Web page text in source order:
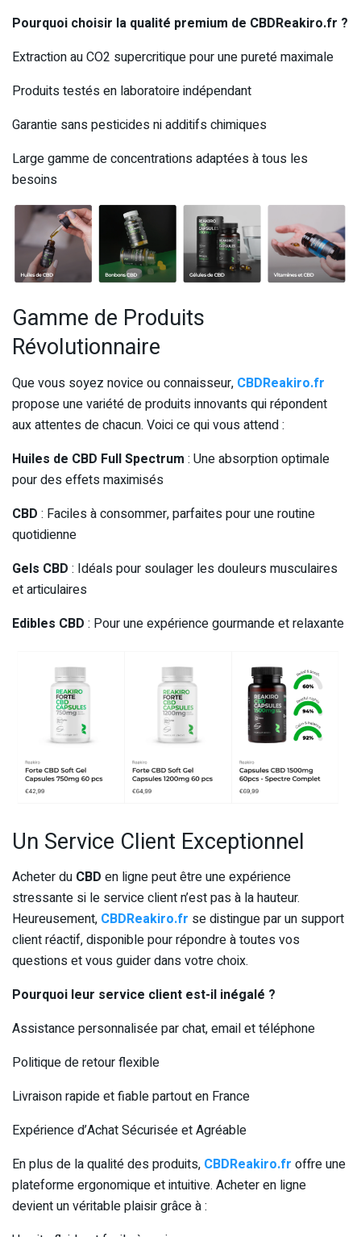
Pourquoi choisir la qualité premium de CBDReakiro.fr ?
Extraction au CO2 supercritique pour une pureté maximale
Produits testés en laboratoire indépendant
Garantie sans pesticides ni additifs chimiques
Large gamme de concentrations adaptées à tous les
besoins
Gamme de Produits
Révolutionnaire
Que vous soyez novice ou connaisseur, CBDReakiro.fr
propose une variété de produits innovants qui répondent
aux attentes de chacun. Voici ce qui vous attend :
Huiles de CBD Full Spectrum : Une absorption optimale
pour des effets maximisés
CBD : Faciles à consommer, parfaites pour une routine
quotidienne
Gels CBD : Idéals pour soulager les douleurs musculaires
et articulaires
Edibles CBD : Pour une expérience gourmande et relaxante
Un Service Client Exceptionnel
Acheter du CBD en ligne peut être une expérience
stressante si le service client n’est pas à la hauteur.
Heureusement, CBDReakiro.fr se distingue par un support
client réactif, disponible pour répondre à toutes vos
questions et vous guider dans votre choix.
Pourquoi leur service client est-il inégalé ?
Assistance personnalisée par chat, email et téléphone
Politique de retour flexible
Livraison rapide et fiable partout en France
Expérience d’Achat Sécurisée et Agréable
En plus de la qualité des produits, CBDReakiro.fr offre une
plateforme ergonomique et intuitive. Acheter en ligne
devient un véritable plaisir grâce à :